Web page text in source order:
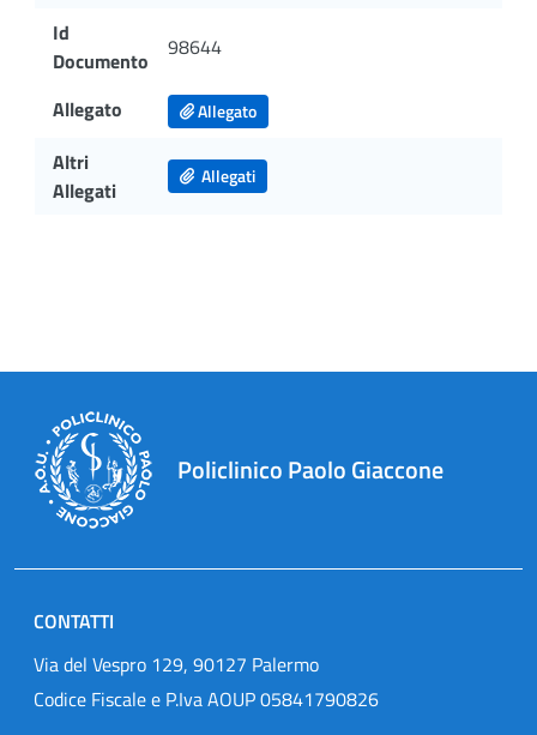
Id
Documento
98644
Allegato Allegato
Altri
Allegati
Allegati
Policlinico Paolo Giaccone
CONTATTI
Via del Vespro 129, 90127 Palermo
Codice Fiscale e P.Iva AOUP 05841790826